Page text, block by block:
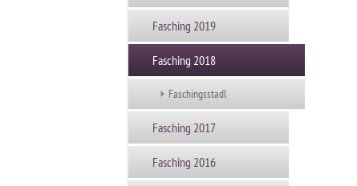
Fasching 2019
Fasching 2018
Faschingsstadl
Fasching 2017
Fasching 2016